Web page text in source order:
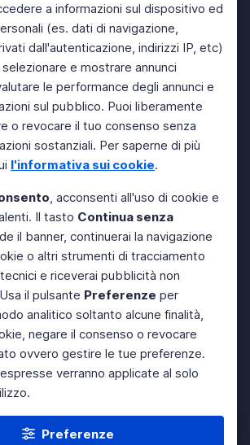
a informazioni sul dispositivo ed
(es. dati di navigazione,
dall'autenticazione, indirizzi IP, etc)
e mostrare annunci
le performance degli annunci e
sul pubblico. Puoi liberamente
o revocare il tuo consenso senza
sostanziali. Per saperne di più
l'informativa sui cookie.
, acconsenti all'uso di cookie e
Il tasto Continua senza
il banner, continuerai la navigazione
o altri strumenti di tracciamento
e riceverai pubblicità non
il pulsante Preferenze per
analitico soltanto alcune finalità,
negare il consenso o revocare
ovvero gestire le tue preferenze.
verranno applicate al solo
Preferenze